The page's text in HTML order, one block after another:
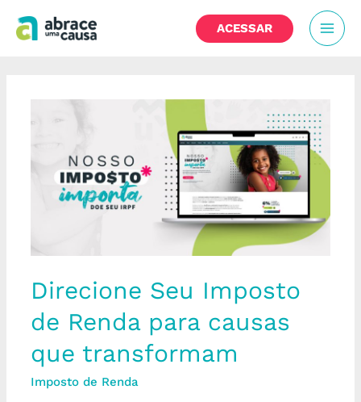
para
ACESSAR
Direcione Seu Imposto
de Renda para causas
que transformam
Imposto de Renda
Seu
Renda